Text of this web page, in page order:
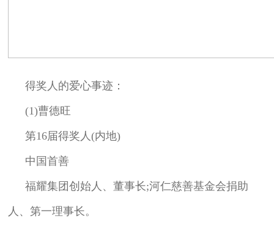
得奖人的爱心事迹：
(1)曹德旺
第16届得奖人(内地)
中国首善
福耀集团创始人、董事长;河仁慈善基金会捐助
人、第一理事长。